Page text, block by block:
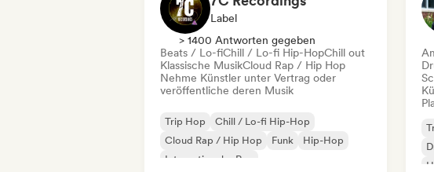
Label
> 1400 Antworten gegeben
Beats / Lo-fiChill / Lo-fi Hip-HopChill out
Klassische MusikCloud Rap / Hip Hop
Nehme Künstler unter Vertrag oder
veröffentliche deren Musik
Trip Hop
Chill / Lo-fi Hip-Hop
Cloud Rap / Hip Hop
Funk
Hip-Hop
Internationaler Rap